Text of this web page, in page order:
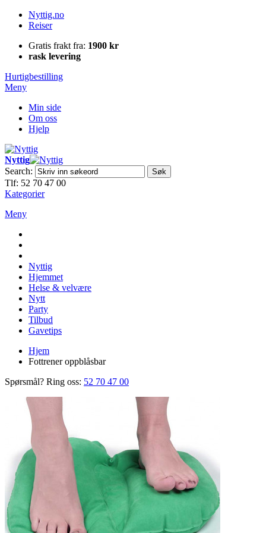
Nyttig.no
Reiser
Gratis frakt fra: 1900 kr
rask levering
Hurtigbestilling
Meny
Min side
Om oss
Hjelp
Nyttig
Search:
Søk
Tlf: 52 70 47 00
Kategorier
Meny
Nyttig
Hjemmet
Helse & velvære
Nytt
Party
Tilbud
Gavetips
Hjem
Fottrener oppblåsbar
Spørsmål? Ring oss: 52 70 47 00